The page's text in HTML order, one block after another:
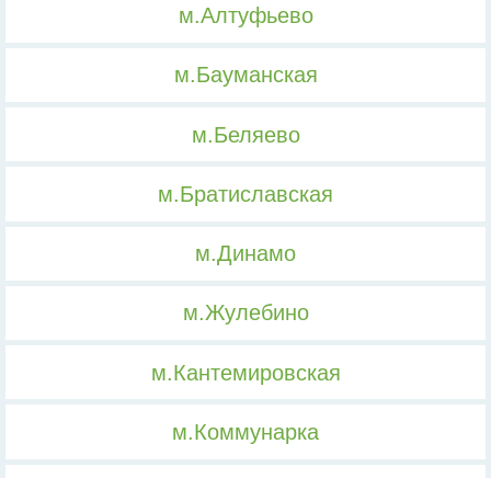
м.Алтуфьево
м.Бауманская
м.Беляево
м.Братиславская
м.Динамо
м.Жулебино
м.Кантемировская
м.Коммунарка